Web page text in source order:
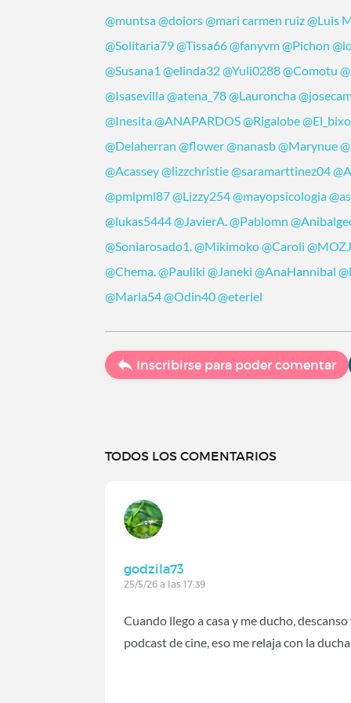
@muntsa@dolors@mari carmen ruiz@Luis
@Solitaria79@Tissa66@fanyvm@Pichon
@Susana1 @elinda32@Yuli0288@Comotu
@Isasevilla@atena_78@Lauroncha
@Inesita@ANAPARDOS@Rigalobe@El_bixo
@Delaherran @flower@nanasb@Marynue
@Acassey@lizzchristie@saramarttinez04
@pmlpml87@Lizzy254@mayopsicologia
@lukas5444@JavierA.@Pablomn
@Soniarosado1.@Mikimoko@Caroli
@Chema.@Pauliki @Janeki @AnaHannibal
@Maria54@Odin40@eteriel
Inscribirse para poder comentar
TODOS LOS COMENTARIOS
godzila73
25/5/26 a las 17:39
Cuando llego a casa y me ducho,
podcast de cine, eso me relaja con la